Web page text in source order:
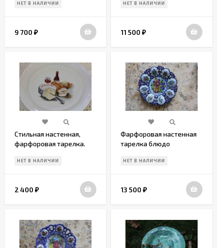
НЕТ В НАЛИЧИИ
9 700 ₽
НЕТ В НАЛИЧИИ
11 500 ₽
Стильная настенная,
фарфоровая тарелка.
НЕТ В НАЛИЧИИ
2 400 ₽
Фарфоровая настенная
тарелка блюдо
НЕТ В НАЛИЧИИ
13 500 ₽